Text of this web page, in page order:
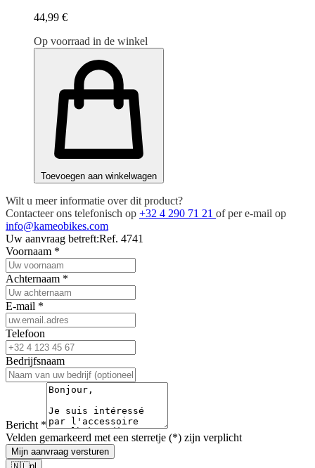
44,99 €
Op voorraad in de winkel
Toevoegen aan winkelwagen
Wilt u meer informatie over dit product?
Contacteer ons telefonisch op +32 4 290 71 21 of per e-mail op
info@kameobikes.com
Uw aanvraag betreft:Ref. 4741
Voornaam *
Achternaam *
E-mail *
Telefoon
Bedrijfsnaam
Bericht *
Velden gemarkeerd met een sterretje (*) zijn verplicht
Mijn aanvraag versturen
🇳🇱nl